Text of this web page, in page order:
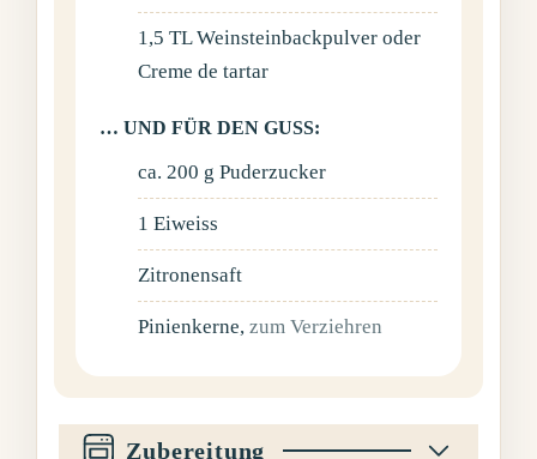
1,5 TL Weinsteinbackpulver oder
Creme de tartar
… UND FÜR DEN GUSS:
ca. 200 g Puderzucker
1 Eiweiss
Zitronensaft
Pinienkerne,zum Verziehren
Zubereitung